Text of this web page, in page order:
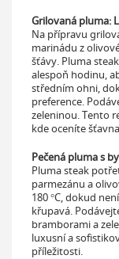
Grilovaná pluma:
Na přípravu
marinádu z
šťávy. Pluma
alespoň hodinu,
středním ohni,
preference.
zeleninou. Tento
kde oceníte
Pečená pluma s
Pluma steak
parmezánu a
180 °C, dokud
křupavá.
bramborami a
luxusní a
příležitosti.